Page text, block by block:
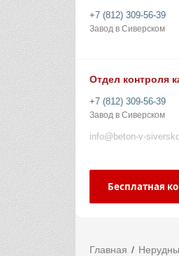
+7 (812) 309-56-39
Завод в Сиверском
Отдел контроля
+7 (812) 309-56-39
Завод в Сиверском
info@beton-v-
Бесплатная
Главная